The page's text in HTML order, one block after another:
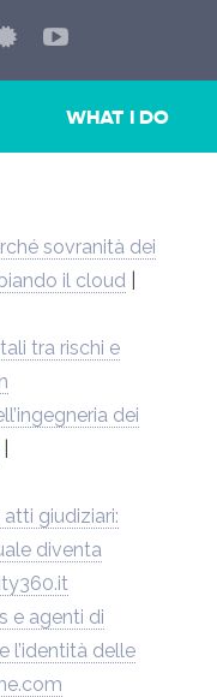
WHAT I DO
sovranità dei
il cloud
tra rischi e
dei
giudiziari:
diventa
e agenti di
l’identità delle